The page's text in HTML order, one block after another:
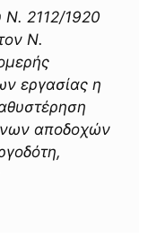
2112/1920
Ν.
εργασίας η
αποδοχών